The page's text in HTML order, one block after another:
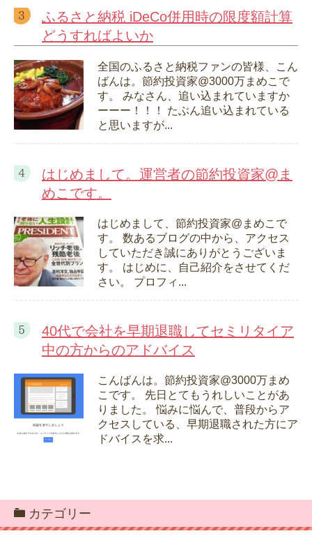
ふるさと納税 iDeCo併用時の限度額計算
どうすればよいか
全国のふるさと納税ファンの皆様、こん
ばんは。節約投資家@3000万まめこで
す。 みなさん、追い込まれていますか
ーーー！！！ たぶん追い込まれている
と思いますが...
はじめまして。運営者の節約投資家@ま
めこです。
はじめまして、節約投資家@まめこで
す。 数あるブログの中から、アクセス
していただき誠にありがとうございま
す。 はじめに、自己紹介をさせてくだ
さい。 プロフィ...
40代で会社を早期退職してセミリタイア
中の方からのアドバイス
こんばんは。節約投資家@3000万まめ
こです。 先日とてもうれしいことがあ
りました。 悩みに悩んで、普段からア
クセスしている、早期退職された方にア
ドバイスを求...
カテゴリー